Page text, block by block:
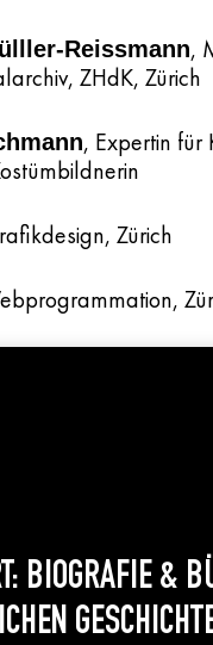
Reissmann,
ZHdK, Zürich
, Expertin für
, Zürich
,
BIOGRAFIE &